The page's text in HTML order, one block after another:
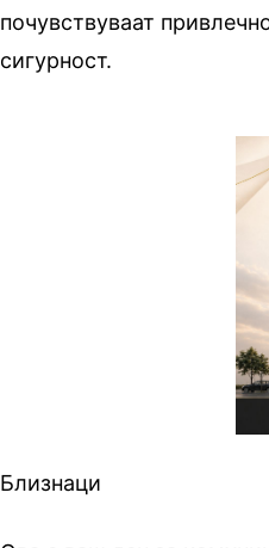
почувствуваат
сигурност.
Близнаци